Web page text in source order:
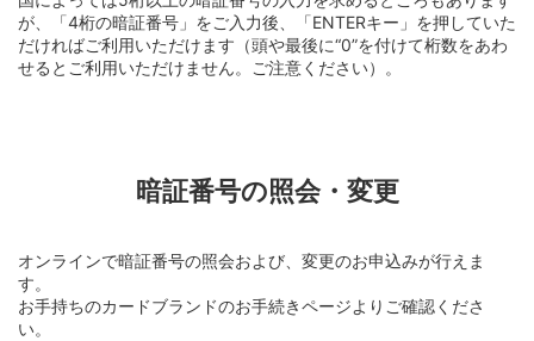
が、「4桁の暗証番号」をご入力後、「ENTERキー」を押していた
だければご利用いただけます（頭や最後に“0”を付けて桁数をあわ
せるとご利用いただけません。ご注意ください）。
暗証番号の照会・変更
オンラインで暗証番号の照会および、変更のお申込みが行えま
す。
お手持ちのカードブランドのお手続きページよりご確認くださ
い。